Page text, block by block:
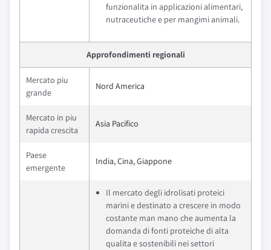
funzionalita in applicazioni alimentari,
nutraceutiche e per mangimi animali.
Approfondimenti regionali
Mercato piu
grande
Nord America
Mercato in piu
rapida crescita
Asia Pacifico
Paese
emergente
India, Cina, Giappone
Il mercato degli idrolisati proteici
marini e destinato a crescere in modo
costante man mano che aumenta la
domanda di fonti proteiche di alta
qualita e sostenibili nei settori